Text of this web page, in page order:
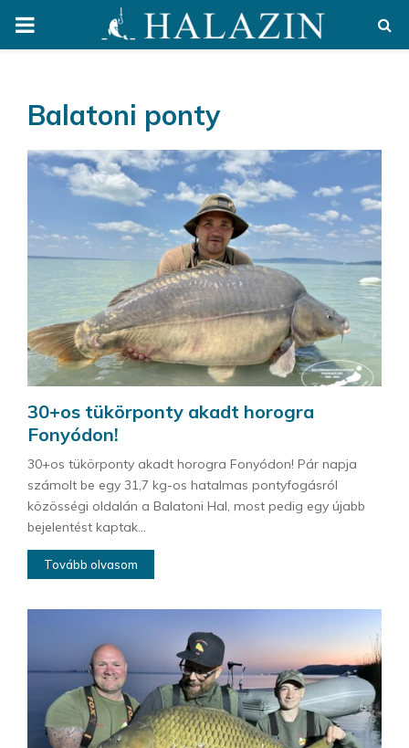
PRIMARY
Balatoni ponty
30+os tükörponty akadt horogra
Fonyódon!
30+os tükörponty akadt horogra Fonyódon! Pár napja
számolt be egy 31,7 kg-os hatalmas pontyfogásról
közösségi oldalán a Balatoni Hal, most pedig egy újabb
bejelentést kaptak...
Tovább olvasom